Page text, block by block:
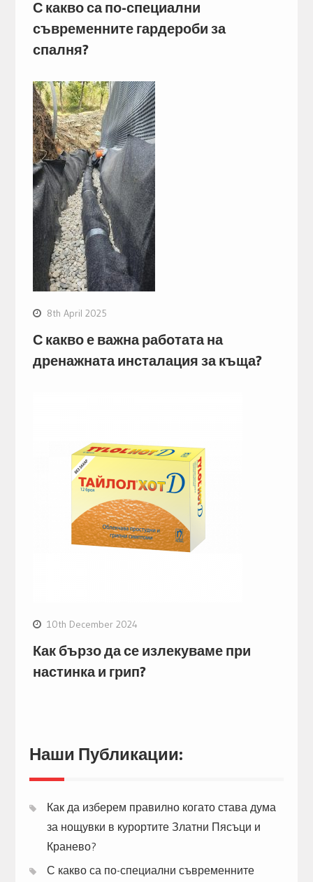
С какво са по-специални
съвременните гардероби за
спалня?
8th April 2025
С какво е важна работата на
дренажната инсталация за къща?
10th December 2024
Как бързо да се излекуваме при
настинка и грип?
Наши Публикации:
Как да изберем правилно когато става дума
за нощувки в курортите Златни Пясъци и
Кранево?
С какво са по-специални съвременните